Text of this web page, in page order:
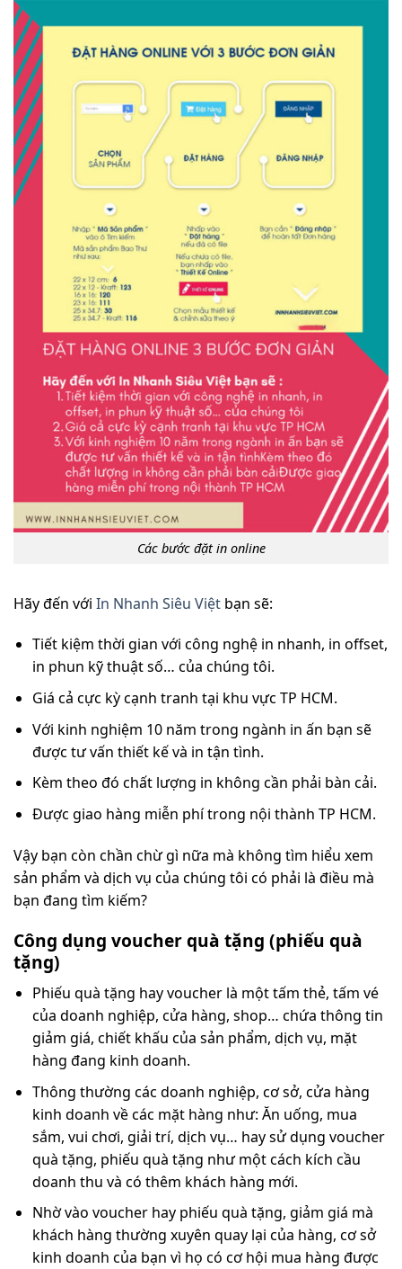
Các bước đặt in online
Hãy đến với In Nhanh Siêu Việt bạn sẽ:
Tiết kiệm thời gian với công nghệ in nhanh, in offset,
in phun kỹ thuật số… của chúng tôi.
Giá cả cực kỳ cạnh tranh tại khu vực TP HCM.
Với kinh nghiệm 10 năm trong ngành in ấn bạn sẽ
được tư vấn thiết kế và in tận tình.
Kèm theo đó chất lượng in không cần phải bàn cải.
Được giao hàng miễn phí trong nội thành TP HCM.
Vậy bạn còn chần chừ gì nữa mà không tìm hiểu xem
sản phẩm và dịch vụ của chúng tôi có phải là điều mà
bạn đang tìm kiếm?
Công dụng voucher quà tặng (phiếu quà
tặng)
Phiếu quà tặng hay voucher là một tấm thẻ, tấm vé
của doanh nghiệp, cửa hàng, shop… chứa thông tin
giảm giá, chiết khấu của sản phẩm, dịch vụ, mặt
hàng đang kinh doanh.
Thông thường các doanh nghiệp, cơ sở, cửa hàng
kinh doanh về các mặt hàng như: Ăn uống, mua
sắm, vui chơi, giải trí, dịch vụ… hay sử dụng voucher
quà tặng, phiếu quà tặng như một cách kích cầu
doanh thu và có thêm khách hàng mới.
Nhờ vào voucher hay phiếu quà tặng, giảm giá mà
khách hàng thường xuyên quay lại của hàng, cơ sở
kinh doanh của bạn vì họ có cơ hội mua hàng được